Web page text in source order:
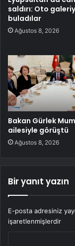
saldırı: Oto
buladılar
Ağustos 8, 2026
Bakan Gürlek
ailesiyle görüştü
Ağustos 8, 2026
Bir yanıt yazın
E-posta adresiniz
işaretlenmişlerdir